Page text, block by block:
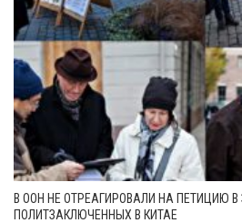
В ООН НЕ ОТРЕАГИРОВАЛИ НА ПЕТИЦИЮ
ПОЛИТЗАКЛЮЧЕННЫХ В КИТАЕ